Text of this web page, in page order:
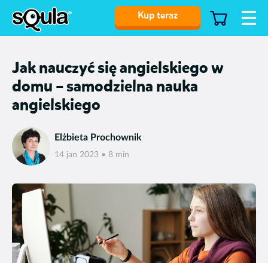
Kup teraz
Jak nauczyć się angielskiego w
domu – samodzielna nauka
angielskiego
Elżbieta Prochownik
14 jan 2023 • 8 min